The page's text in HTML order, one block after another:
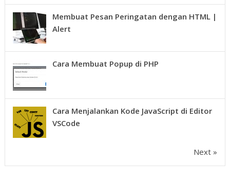
Membuat Pesan Peringatan dengan HTML |
Alert
Cara Membuat Popup di PHP
Cara Menjalankan Kode JavaScript di Editor
VSCode
Next »